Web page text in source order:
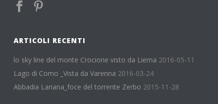
ARTICOLI RECENTI
lo sky line del monte Crocione visto da Lierna 2016-05-11
Lago di Como _Vista da Varenna 2016-03-24
Abbadia Lariana_foce del torrente Zerbo 2015-11-28